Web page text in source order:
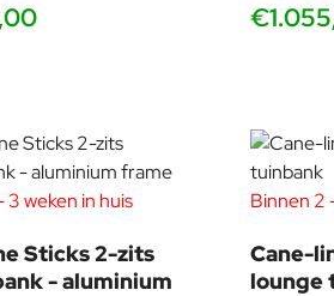
3 weken in huis
Sticks 2-zits
- aluminium
Binnen 2
Cane-
lounge